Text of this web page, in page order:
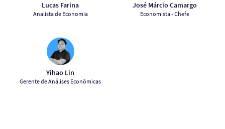
Lucas Farina
Analista de Economia
José Márcio Camargo
Economista - Chefe
Yihao Lin
Gerente de Análises Econômicas